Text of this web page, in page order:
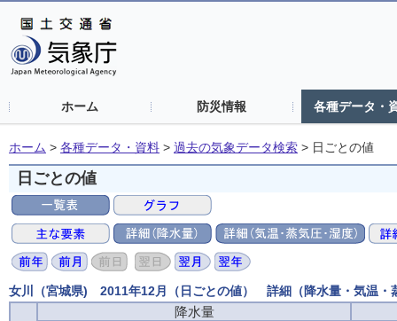
ホーム 防災情報 各種データ・
ホーム > 各種データ・資料 > 過去の気象データ検索 > 日ごとの値
日ごとの値
女川（宮城県) 2011年12月（日ごとの値） 詳細（降水量・気温・
降水量
降水量
降水量
降水量